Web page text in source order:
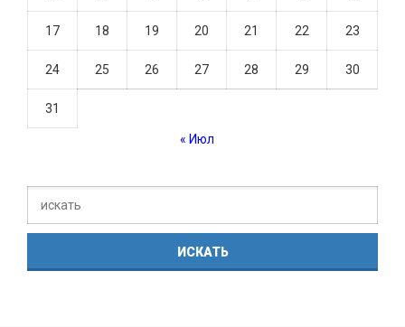
17 18 19 20 21 22 23
24 25 26 27 28 29 30
31
« Июл